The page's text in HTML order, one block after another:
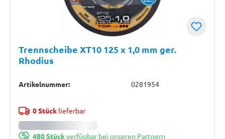
Trennscheibe XT10 125 x 1,0 mm ger.
Rhodius
Artikelnummer: 0281954
0 Stücklieferbar
480 Stückverfügbar bei unseren Partnern